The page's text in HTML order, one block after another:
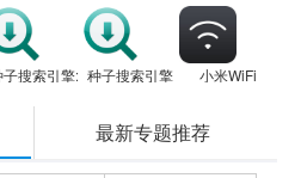
子搜索引擎:Torrent Search Engine
种子搜索引擎:Torrent Search
小米WiFi
最新专题推荐